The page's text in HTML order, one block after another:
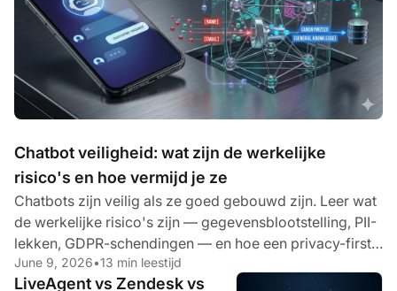
Chatbot veiligheid: wat zijn de werkelijke
risico's en hoe vermijd je ze
Chatbots zijn veilig als ze goed gebouwd zijn. Leer wat
de werkelijke risico's zijn — gegevensblootstelling, PII-
lekken, GDPR-schendingen — en hoe een privacy-first
AI deze aanpakt.
June 9, 2026•13 min leestijd
LiveAgent vs Zendesk vs